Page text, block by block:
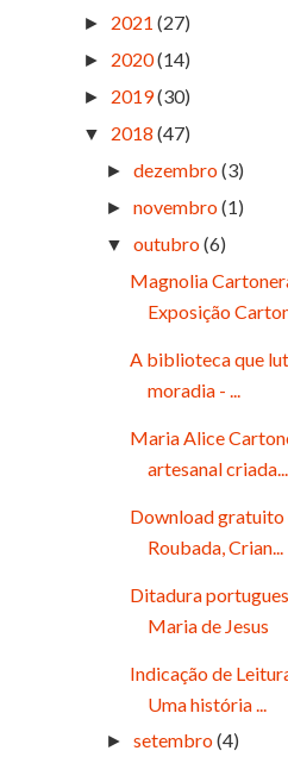
► 2021 (27)
► 2020(14)
► 2019(30)
▼ 2018 (47)
►dezembro(3)
►novembro(1)
▼ outubro(6)
Magnolia
Exposição
A biblioteca que
moradia - ...
Maria Alice
artesanal criada...
Download
Roubada, Crian...
Ditadura
Maria de Jesus
Indicação de
Uma história ...
►setembro(4)